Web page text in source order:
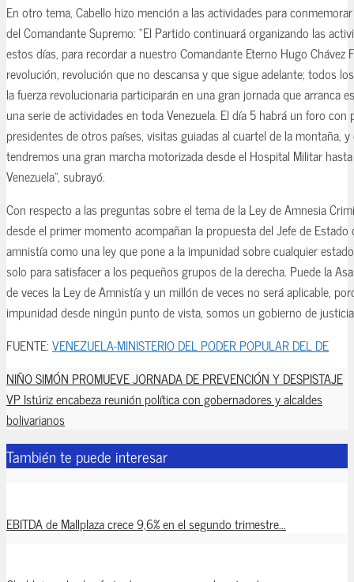
En otro tema, Cabello hizo mención a las actividades para
del Comandante Supremo: “El Partido continuará organizando las
estos días, para recordar a nuestro Comandante Eterno Hugo Chávez
revolución, revolución que no descansa y que sigue adelante; todos
la fuerza revolucionaria participarán en una gran jornada que arranca
una serie de actividades en toda Venezuela. El día 5 habrá un foro con
presidentes de otros países, visitas guiadas al cuartel de la montaña,
tendremos una gran marcha motorizada desde el Hospital Militar
Venezuela”, subrayó.
Con respecto a las preguntas sobre el tema de la Ley de Amnesia
desde el primer momento acompañan la propuesta del Jefe de Estado
amnistía como una ley que pone a la impunidad sobre cualquier
solo para satisfacer a los pequeños grupos de la derecha. Puede la
de veces la Ley de Amnistía y un millón de veces no será aplicable,
impunidad desde ningún punto de vista, somos un gobierno de
FUENTE:VENEZUELA-MINISTERIO DEL PODER POPULAR DEL DE
NIÑO SIMÓN PROMUEVE JORNADA DE PREVENCIÓN Y DESPISTAJE
VP Istúriz encabeza reunión política con gobernadores y alcaldes
bolivarianos
También te puede interesar
EBITDA de Mallplaza crece 9,6% en el segundo trimestre...